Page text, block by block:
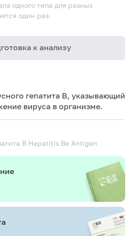
одного типа для разных
один раз.
к анализу
гепатита В, указывающий
вируса в организме.
В Hepatitis Be Antigen